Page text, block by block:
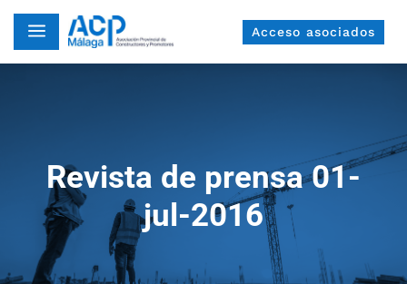
a Acceso asociados
Revista de prensa 01-
jul-2016